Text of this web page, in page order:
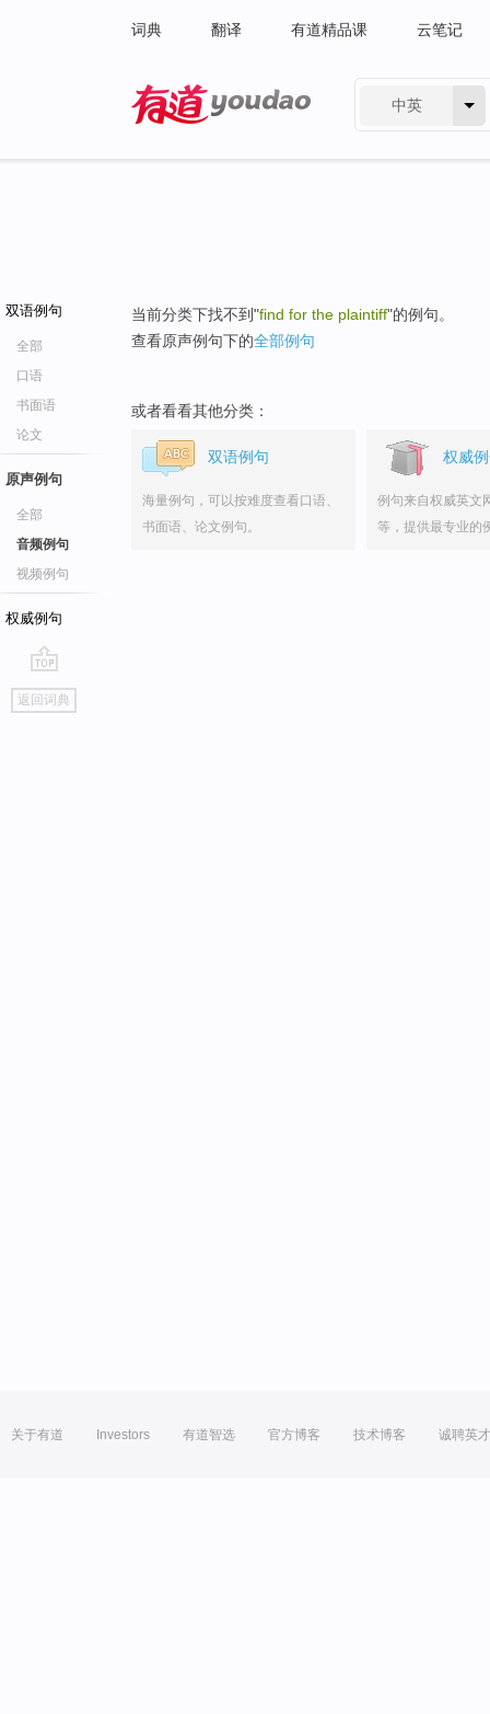
词典 翻译 有道精品课 云笔记
中英
双语例句
全部
口语
书面语
论文
原声例句
全部
音频例句
视频例句
权威例句
go
top
返回词典
当前分类下找不到"find for the plaintiff"的例句。
查看原声例句下的全部例句
或者看看其他分类：
双语例句
海量例句，可以按难度查看口语、
书面语、论文例句。
权威
例句来自权威英文
等，提供最专业的
关于有道 Investors 有道智选 官方博客 技术博客 诚聘英才